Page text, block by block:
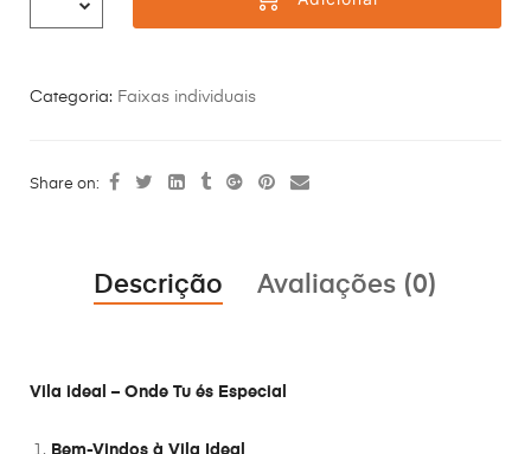
Categoria: Faixas individuais
Share on:
Descrição Avaliações (0)
Vila ideal – Onde Tu és Especial